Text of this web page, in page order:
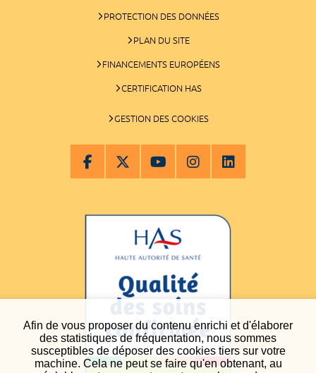
Afin de vous proposer du contenu enrichi et d'élaborer
des statistiques de fréquentation, nous sommes
susceptibles de déposer des cookies tiers sur votre
machine. Cela ne peut se faire qu'en obtenant, au
PROTECTION DES DONNÉES
PLAN DU SITE
FINANCEMENTS EUROPÉENS
CERTIFICATION HAS
GESTION DES COOKIES